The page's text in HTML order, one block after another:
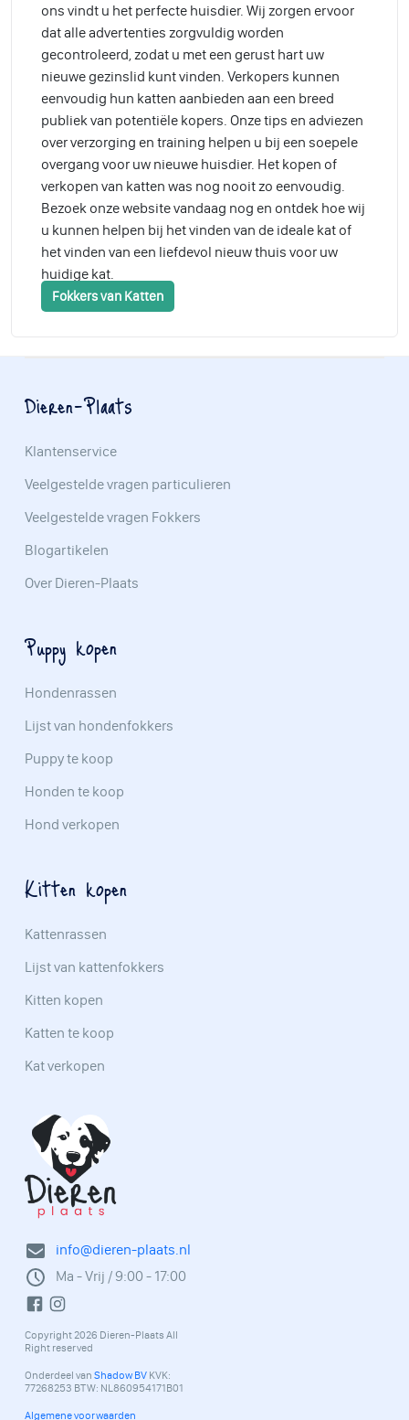
ons vindt u het perfecte huisdier. Wij zorgen ervoor
dat alle advertenties zorgvuldig worden
gecontroleerd, zodat u met een gerust hart uw
nieuwe gezinslid kunt vinden. Verkopers kunnen
eenvoudig hun katten aanbieden aan een breed
publiek van potentiële kopers. Onze tips en adviezen
over verzorging en training helpen u bij een soepele
overgang voor uw nieuwe huisdier. Het kopen of
verkopen van katten was nog nooit zo eenvoudig.
Bezoek onze website vandaag nog en ontdek hoe wij
u kunnen helpen bij het vinden van de ideale kat of
het vinden van een liefdevol nieuw thuis voor uw
huidige kat.
Fokkers van Katten
info@dieren-plaats.nl
Ma - Vrij / 9:00 - 17:00
Copyright 2026 Dieren-Plaats All
Right reserved
Onderdeel van Shadow BV KVK:
77268253 BTW: NL860954171B01
Algemene voorwaarden
Dieren-Plaats
Klantenservice
Veelgestelde vragen particulieren
Veelgestelde vragen Fokkers
Blogartikelen
Over Dieren-Plaats
Puppy kopen
Hondenrassen
Lijst van hondenfokkers
Puppy te koop
Honden te koop
Hond verkopen
Kitten kopen
Kattenrassen
Lijst van kattenfokkers
Kitten kopen
Katten te koop
Kat verkopen